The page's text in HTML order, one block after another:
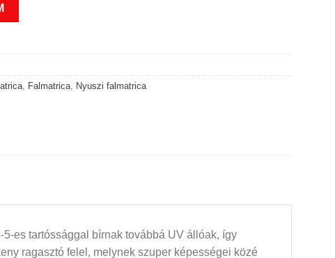
, Falmatrica, Nyuszi falmatrica
es tartóssággal bírnak továbbá UV állóak, így
ragasztó felel, melynek szuper képességei közé